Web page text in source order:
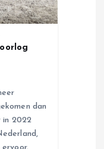
dan
in 2022